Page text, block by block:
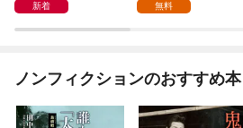
新着 無料
ノンフィクションのおすすめ本